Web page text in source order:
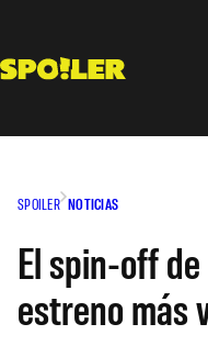
contenido
SPOILER NOTICIAS
El spin-off
estreno más